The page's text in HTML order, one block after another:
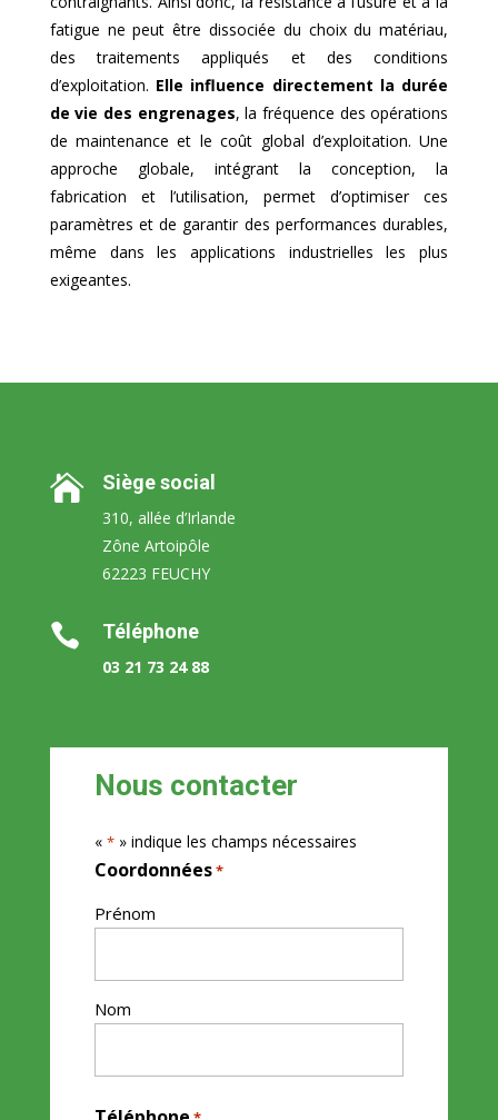
fatigue ne peut être dissociée du choix du matériau,
des traitements appliqués et des conditions
d’exploitation. Elle influence directement la durée
de vie des engrenages, la fréquence des opérations
de maintenance et le coût global d’exploitation. Une
approche globale, intégrant la conception, la
fabrication et l’utilisation, permet d’optimiser ces
paramètres et de garantir des performances durables,
même dans les applications industrielles les plus
exigeantes.
 Siège social
310, allée d’Irlande
Zône Artoipôle
62223 FEUCHY
 Téléphone
03 21 73 24 88
Nous contacter
« *» indique les champs nécessaires
Coordonnées*
Prénom
Nom